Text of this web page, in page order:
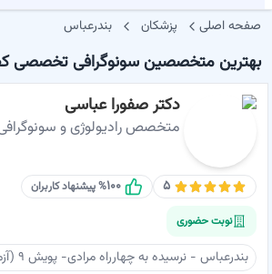
صفحه اصلی پزشکان بندرعباس
بهترین متخصصین سونوگرافی تخصصی
دکتر صفورا عباسی
متخصص رادیولوژی و
۵ ۱۰۰% پیشنهاد کاربران
نوبت حضوری